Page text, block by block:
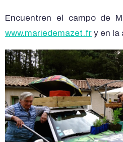
Encuentren el campo de
www.mariedemazet.fr y en la